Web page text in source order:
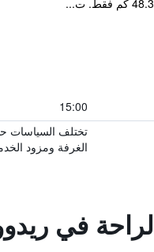
15:00
تختلف السياسات
الغرفة ومزود
في